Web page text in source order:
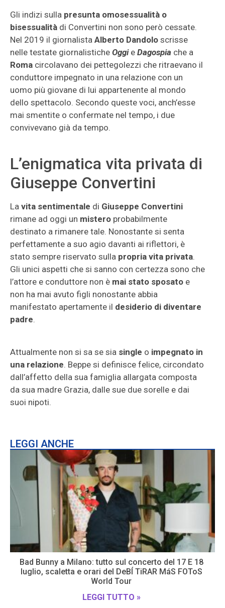
Gli indizi sulla presunta omosessualità o
bisessualità di Convertini non sono però cessate.
Nel 2019 il giornalista Alberto Dandolo scrisse
nelle testate giornalistiche Oggi e Dagospia che a
Roma circolavano dei pettegolezzi che ritraevano il
conduttore impegnato in una relazione con un
uomo più giovane di lui appartenente al mondo
dello spettacolo. Secondo queste voci, anch’esse
mai smentite o confermate nel tempo, i due
convivevano già da tempo.
L’enigmatica vita privata di
Giuseppe Convertini
La vita sentimentale di Giuseppe Convertini
rimane ad oggi un mistero probabilmente
destinato a rimanere tale. Nonostante si senta
perfettamente a suo agio davanti ai riflettori, è
stato sempre riservato sulla propria vita privata.
Gli unici aspetti che si sanno con certezza sono che
l’attore e conduttore non è mai stato sposato e
non ha mai avuto figli nonostante abbia
manifestato apertamente il desiderio di diventare
padre.
Attualmente non si sa se sia single o impegnato in
una relazione. Beppe si definisce felice, circondato
dall’affetto della sua famiglia allargata composta
da sua madre Grazia, dalle sue due sorelle e dai
suoi nipoti.
LEGGI ANCHE
Bad Bunny a Milano: tutto sul concerto del 17 E 18
luglio, scaletta e orari del DeBÍ TiRAR MáS FOToS
World Tour
LEGGI TUTTO »